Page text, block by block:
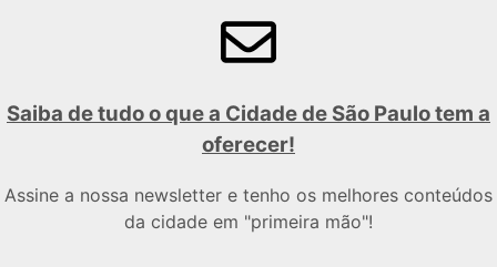
Saiba de tudo o que a Cidade de São Paulo tem a
oferecer!
Assine a nossa newsletter e tenho os melhores conteúdos
da cidade em "primeira mão"!